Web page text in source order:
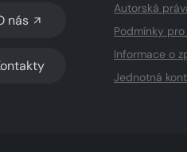
nás
Autorská
Podmínky
Informace o
Jednotná